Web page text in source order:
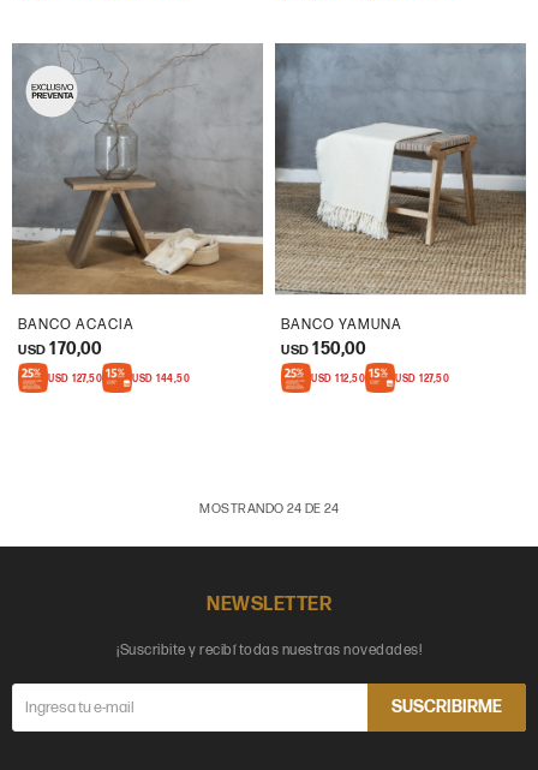
BANCO ACACIA
USD 170,00
USD 127,50 USD 144,50
BANCO YAMUNA
USD 150,00
USD 112,50 USD 127,50
MOSTRANDO 24 DE 24
NEWSLETTER
¡Suscribite y recibí todas nuestras novedades!
SUSCRIBIRME